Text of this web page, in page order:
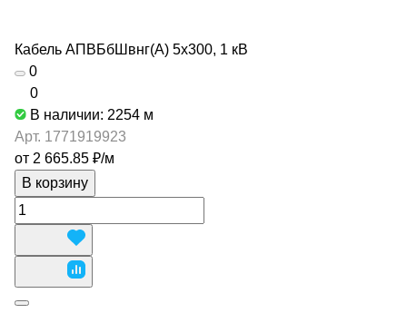
Кабель АПВБбШвнг(А) 5х300, 1 кВ
0
0
В наличии: 2254 м
Арт. 1771919923
от 2 665.85 ₽/м
В корзину